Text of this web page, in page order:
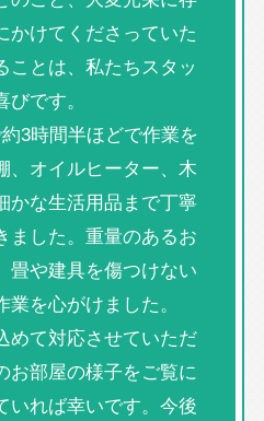
かけてくださっていた
ことは、私たちスタッ
です。
3時間半ほどで作業を
、オイルヒーター、木
かな生活用品まで丁寧
ました。重量のあるお
畳や建具を傷つけない
を心がけました。
めて対応させていただ
お部屋の様子をご覧に
いれば幸いです。今後